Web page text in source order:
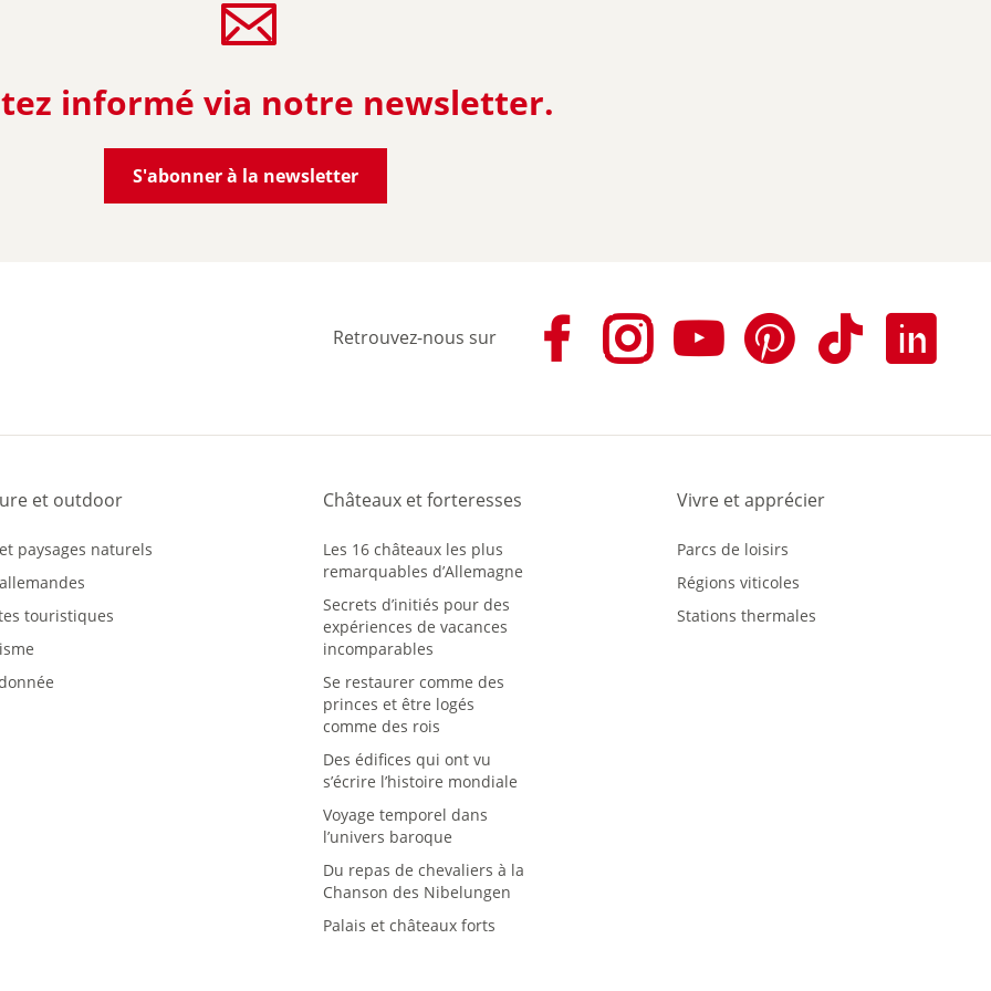
informé via notre newsletter.
S'abonner à la newsletter
Retrouvez-nous sur
et outdoor
paysages naturels
touristiques
Châteaux et forteresses
Les 16 châteaux les plus
remarquables d’Allemagne
Secrets d’initiés pour des
expériences de vacances
incomparables
Se restaurer comme des
princes et être logés
comme des rois
Des édifices qui ont vu
s’écrire l’histoire mondiale
Voyage temporel dans
l’univers baroque
Du repas de chevaliers à la
Chanson des Nibelungen
Palais et châteaux forts
Vivre et apprécier
Parcs de loisirs
Régions viticoles
Stations thermales